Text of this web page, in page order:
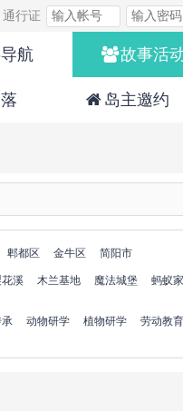
通行证
航 故事活
岛主邀约
郫都区 金牛区 简阳市
溪 木兰基地 魔法城堡 蚂蚁家
动物研学 植物研学 劳动教育